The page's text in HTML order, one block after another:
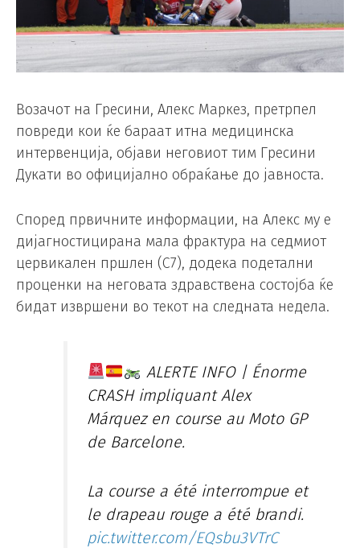
Возачот на Гресини, Алекс Маркез, претрпел
повреди кои ќе бараат итна медицинска
интервенција, објави неговиот тим Гресини
Дукати во официјално обраќање до јавноста.
Според првичните информации, на Алекс му е
дијагностицирана мала фрактура на седмиот
цервикален пршлен (C7), додека подетални
проценки на неговата здравствена состојба ќе
бидат извршени во текот на следната недела.
ALERTE INFO | Énorme
CRASH impliquant Alex
Márquez en course au Moto GP
de Barcelone.
La course a été interrompue et
le drapeau rouge a été brandi.
pic.twitter.com/EQsbu3VTrC